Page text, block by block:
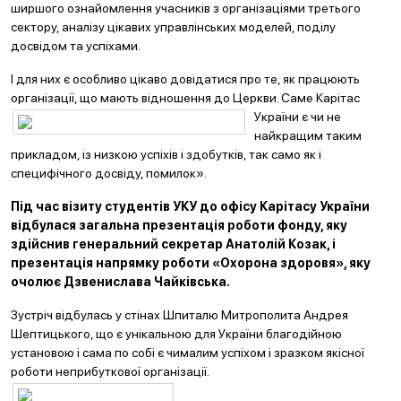
ширшого ознайомлення учасників з організаціями третього
сектору, аналізу цікавих управлінських моделей, поділу
досвідом та успіхами.
І для них є особливо цікаво довідатися про те, як працюють
організації, що мають відношення до Церкви. Саме Карітас
України є чи не
найкращим таким
прикладом, із низкою успіхів і здобутків, так само як і
специфічного досвіду, помилок».
Під час візиту студентів УКУ до офісу Карітасу України
відбулася загальна презентація роботи фонду, яку
здійснив генеральний секретар Анатолій Козак, і
презентація напрямку роботи «Охорона здоровя», яку
очолює Дзвенислава Чайківська.
Зустріч відбулась у стінах Шпиталю Митрополита Андрея
Шептицького, що є унікальною для України благодійною
установою і сама по собі є чималим успіхом і зразком якісної
роботи неприбуткової організації.